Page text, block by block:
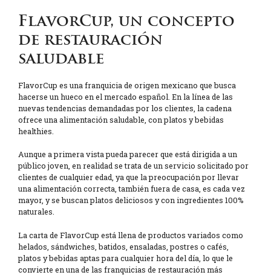
FlavorCup, un concepto
de restauración
saludable
FlavorCup es una franquicia de origen mexicano que busca
hacerse un hueco en el mercado español. En la línea de las
nuevas tendencias demandadas por los clientes, la cadena
ofrece una alimentación saludable, con platos y bebidas
healthies.
Aunque a primera vista pueda parecer que está dirigida a un
público joven, en realidad se trata de un servicio solicitado por
clientes de cualquier edad, ya que la preocupación por llevar
una alimentación correcta, también fuera de casa, es cada vez
mayor, y se buscan platos deliciosos y con ingredientes 100%
naturales.
La carta de FlavorCup está llena de productos variados como
helados, sándwiches, batidos, ensaladas, postres o cafés,
platos y bebidas aptas para cualquier hora del día, lo que le
convierte en una de las franquicias de restauración más